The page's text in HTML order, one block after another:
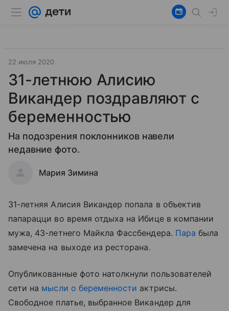
22 июля 2020
31-летнюю Алисию
Викандер поздравляют с
беременностью
На подозрения поклонников навели
недавние фото.
Мария Зимина
31-летняя Алисия Викандер попала в объектив
папарацци во время отдыха на Ибице в компании
мужа, 43-летнего Майкла Фассбендера. Пара была
замечена на выходе из ресторана.
Опубликованные фото натолкнули пользователей
сети на мысли о беременности актрисы.
Свободное платье, выбранное Викандер для